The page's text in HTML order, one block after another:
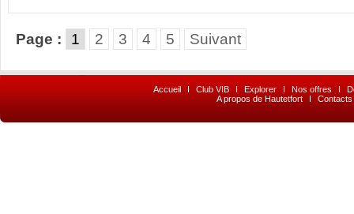
Page : 1 2 3 4 5 Suivant
Accueil I Club VIB I Explorer I Nos offres I
A propos de Hautetfort
I Contacts